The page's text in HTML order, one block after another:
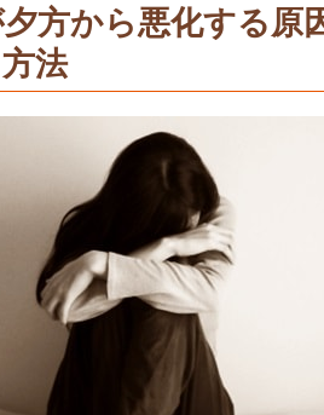
方から悪化する原
法